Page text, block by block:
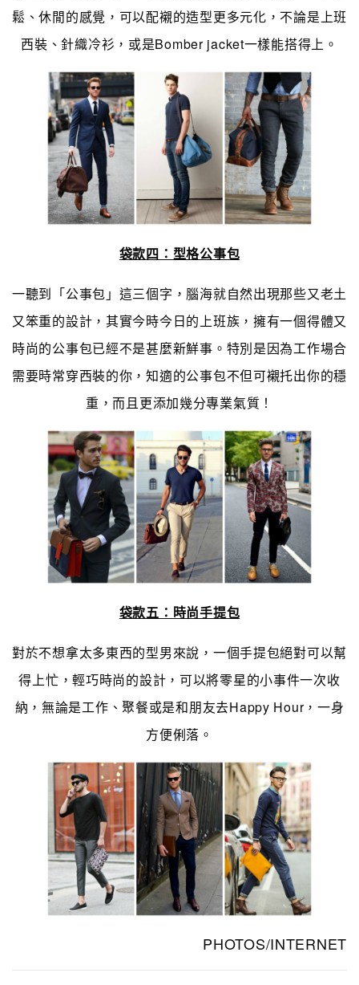
鬆、休閒的感覺，可以配襯的造型更多元化，不論是上班
西裝、針織冷衫，或是Bomber jacket一樣能搭得上。
袋款四：型格公事包
一聽到「公事包」這三個字，腦海就自然出現那些又老土
又笨重的設計，其實今時今日的上班族，擁有一個得體又
時尚的公事包已經不是甚麼新鮮事。特別是因為工作場合
需要時常穿西裝的你，知適的公事包不但可襯托出你的穩
重，而且更添加幾分專業氣質！
袋款五：時尚手提包
對於不想拿太多東西的型男來說，一個手提包絕對可以幫
得上忙，輕巧時尚的設計，可以將零星的小事件一次收
納，無論是工作、聚餐或是和朋友去Happy Hour，一身
方便俐落。
PHOTOS/INTERNET